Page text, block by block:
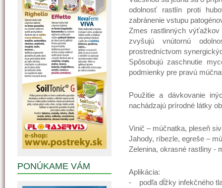
odolnosť rastlín proti
zabránenie vstupu
Zmes rastlinných
zvyšujú vnútornú
prostredníctvom
Spôsobujú zaschnutie
podmienky pre pravú
Použitie a dávkovanie
nachádzajú prírodné látky
Vinič – múčnatka, pleseň
Jahody, ríbezle, egreše –
Zelenina, okrasné rastliny -
Aplikácia:
- podľa dĺžky infekčného
PONÚKAME VÁM